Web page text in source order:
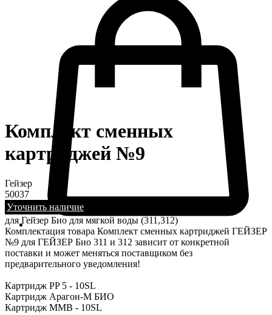
Комплект сменных
картриджей №9
Гейзер
50037
Уточнить наличие
для Гейзер Био для мягкой воды (311,312)
Комплектация товара Комплект сменных картриджей ГЕЙЗЕР
№9 для ГЕЙЗЕР Био 311 и 312 зависит от конкретной
поставки и может меняться поставщиком без
предварительного уведомления!
Картридж PP 5 - 10SL
Картридж Арагон-М БИО
Картридж MMB - 10SL